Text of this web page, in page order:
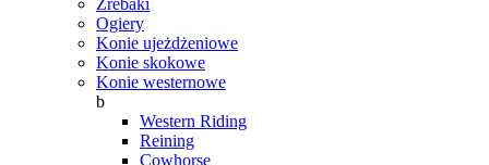
Źrebaki
Ogiery
Konie ujeżdżeniowe
Konie skokowe
Konie westernowe
b
Western Riding
Reining
Cowhorse